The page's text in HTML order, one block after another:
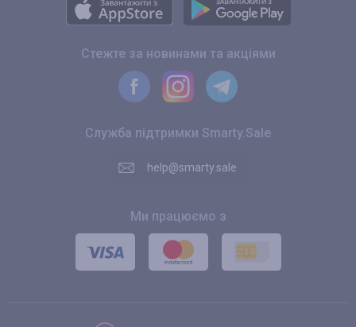
Стежте за новинами та акціями
Служба підтримки Smarty.Sale
help@smarty.sale
Ми працюємо з